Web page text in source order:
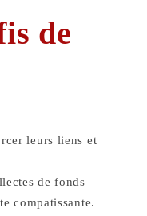
de
leurs liens et
de fonds
compatissante.